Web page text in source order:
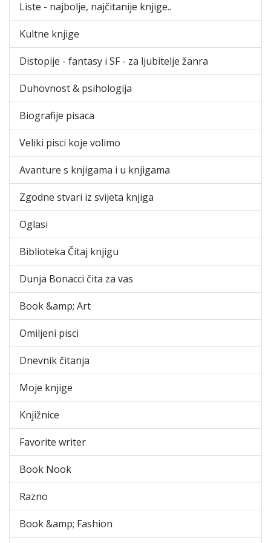
Liste - najbolje, najčitanije knjige..
Kultne knjige
Distopije - fantasy i SF - za ljubitelje žanra
Duhovnost & psihologija
Biografije pisaca
Veliki pisci koje volimo
Avanture s knjigama i u knjigama
Zgodne stvari iz svijeta knjiga
Oglasi
Biblioteka Čitaj knjigu
Dunja Bonacci čita za vas
Book &amp; Art
Omiljeni pisci
Dnevnik čitanja
Moje knjige
Knjižnice
Favorite writer
Book Nook
Razno
Book &amp; Fashion